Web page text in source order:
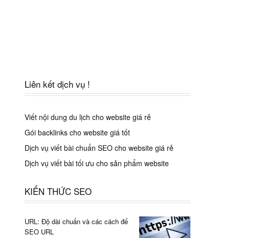
Liên kết dịch vụ !
Viết nội dung du lịch cho website giá rẻ
Gói backlinks cho website giá tốt
Dịch vụ viết bài chuẩn SEO cho website giá rẻ
Dịch vụ viết bài tối ưu cho sản phẩm website
KIẾN THỨC SEO
URL: Độ dài chuẩn và các cách để
SEO URL